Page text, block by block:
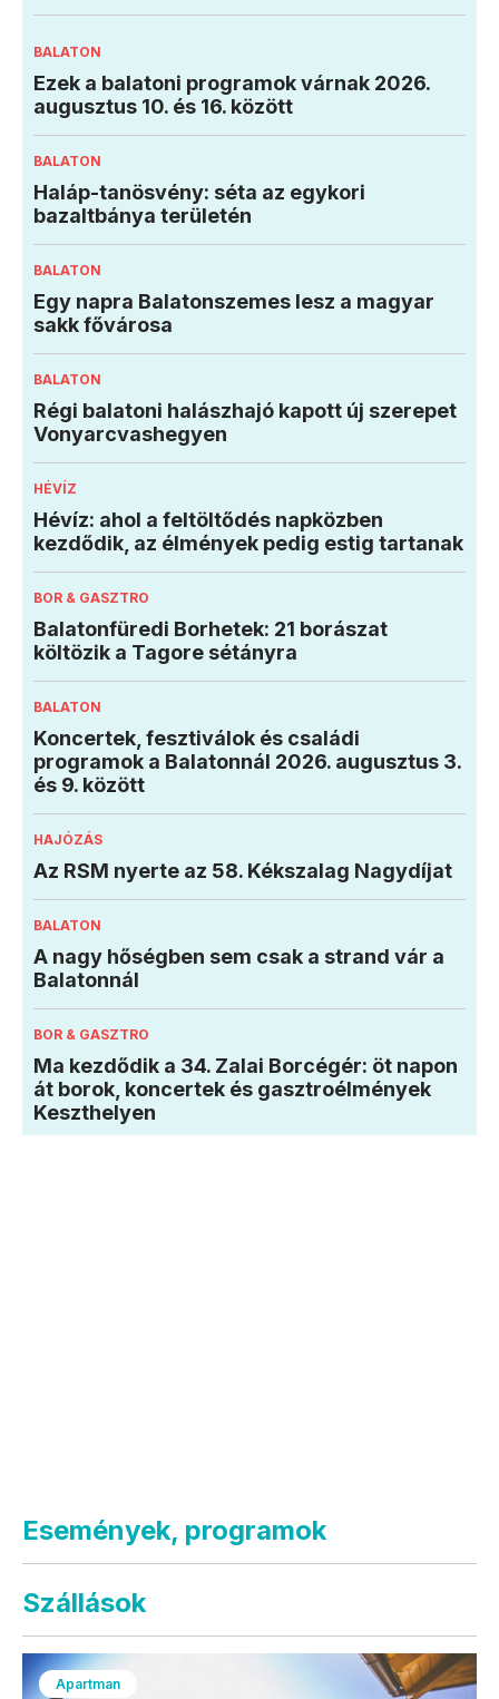
BALATON
Ezek a balatoni programok várnak 2026.
augusztus 10. és 16. között
BALATON
Haláp-tanösvény: séta az egykori
bazaltbánya területén
BALATON
Egy napra Balatonszemes lesz a magyar
sakk fővárosa
BALATON
Régi balatoni halászhajó kapott új szerepet
Vonyarcvashegyen
HÉVÍZ
Hévíz: ahol a feltöltődés napközben
kezdődik, az élmények pedig estig tartanak
BOR & GASZTRO
Balatonfüredi Borhetek: 21 borászat
költözik a Tagore sétányra
BALATON
Koncertek, fesztiválok és családi
programok a Balatonnál 2026. augusztus 3.
és 9. között
HAJÓZÁS
Az RSM nyerte az 58. Kékszalag Nagydíjat
BALATON
A nagy hőségben sem csak a strand vár a
Balatonnál
BOR & GASZTRO
Ma kezdődik a 34. Zalai Borcégér: öt napon
át borok, koncertek és gasztroélmények
Keszthelyen
Események, programok
Szállások
Apartman